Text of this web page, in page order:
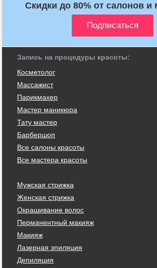
Скидки до 80% от салонов и
Запись на процедуры красоты:
Косметолог
Массажист
Парикмахер
Мастер маникюра
Тату мастер
Барбершоп
Все салоны красоты
Все мастера красоты
Мужская стрижка
Женская стрижка
Окрашивание волос
Перманентный макияж
Макияж
Лазерная эпиляция
Депиляция